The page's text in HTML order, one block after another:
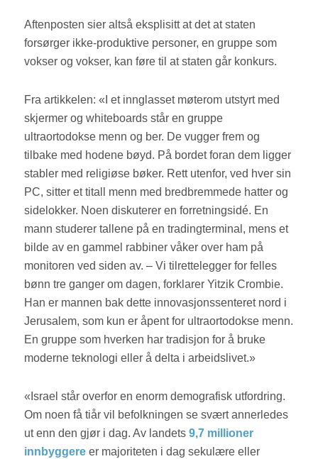
Aftenposten sier altså eksplisitt at det at staten
forsørger ikke-produktive personer, en gruppe som
vokser og vokser, kan føre til at staten går konkurs.
Fra artikkelen: «I et innglasset møterom utstyrt med
skjermer og whiteboards står en gruppe
ultraortodokse menn og ber. De vugger frem og
tilbake med hodene bøyd. På bordet foran dem ligger
stabler med religiøse bøker. Rett utenfor, ved hver sin
PC, sitter et titall menn med bredbremmede hatter og
sidelokker. Noen diskuterer en forretningsidé. En
mann studerer tallene på en tradingterminal, mens et
bilde av en gammel rabbiner våker over ham på
monitoren ved siden av. – Vi tilrettelegger for felles
bønn tre ganger om dagen, forklarer Yitzik Crombie.
Han er mannen bak dette innovasjonssenteret nord i
Jerusalem, som kun er åpent for ultraortodokse menn.
En gruppe som hverken har tradisjon for å bruke
moderne teknologi eller å delta i arbeidslivet.»
«Israel står overfor en enorm demografisk utfordring.
Om noen få tiår vil befolkningen se svært annerledes
ut enn den gjør i dag. Av landets9,7 millioner
innbyggere er majoriteten i dag sekulære eller